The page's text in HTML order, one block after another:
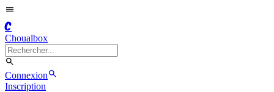
C
Choualbox
Connexion
Inscription